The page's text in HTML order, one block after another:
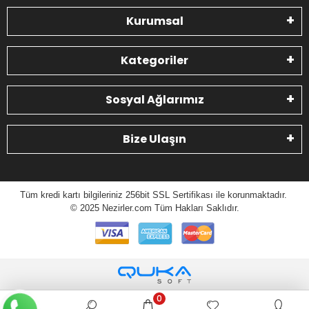
Kurumsal
Kategoriler
Sosyal Ağlarımız
Bize Ulaşın
Tüm kredi kartı bilgileriniz 256bit SSL Sertifikası ile korunmaktadır.
© 2025 Nezirler.com Tüm Hakları Saklıdır.
0